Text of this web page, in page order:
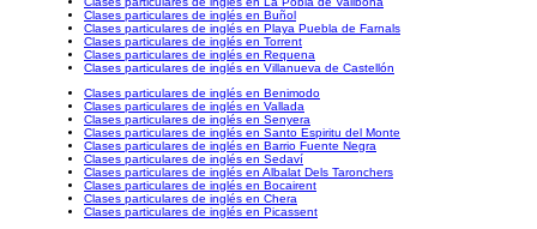
Clases particulares de inglés en Buñol
Clases particulares de inglés en Playa Puebla de Farnals
Clases particulares de inglés en Torrent
Clases particulares de inglés en Requena
Clases particulares de inglés en Villanueva de Castellón
Clases particulares de inglés en Benimodo
Clases particulares de inglés en Vallada
Clases particulares de inglés en Senyera
Clases particulares de inglés en Santo Espiritu del Monte
Clases particulares de inglés en Barrio Fuente Negra
Clases particulares de inglés en Sedaví
Clases particulares de inglés en Albalat Dels Taronchers
Clases particulares de inglés en Bocairent
Clases particulares de inglés en Chera
Clases particulares de inglés en Picassent